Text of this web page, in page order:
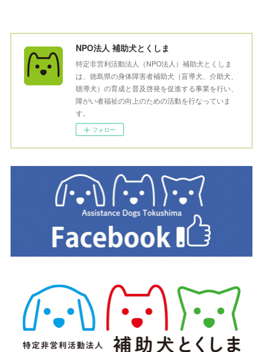
NPO法人 補助犬とくしま
特定非営利活動法人（NPO法人）補助犬とくしま
は、徳島県の身体障害者補助犬（盲導犬、介助犬、
聴導犬）の育成と普及啓発を促進する事業を行い、
障がい者福祉の向上のための活動を行なっていま
す。
フォロー